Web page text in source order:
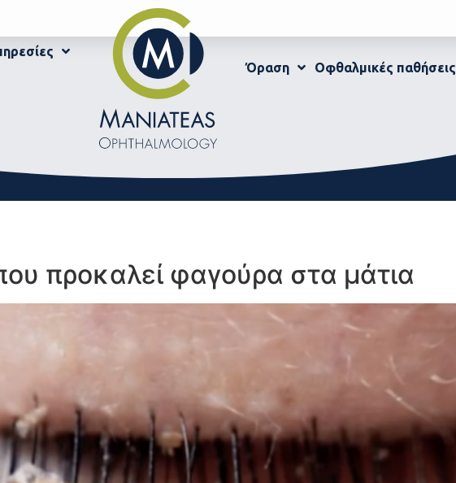
Όραση
Οφθαλμικές παθήσεις
προκαλεί φαγούρα στα μάτια